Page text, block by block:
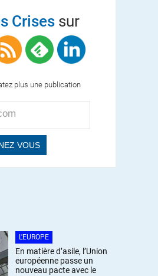
Crisessur
plus une publication
L'EUROPE
En matière d’asile, l’Union
européenne passe un
nouveau pacte avec le